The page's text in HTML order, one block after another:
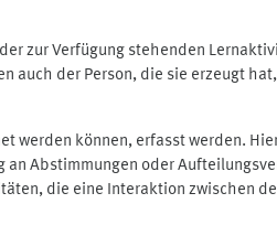
zur Verfügung stehenden
auch der Person, die sie erzeugt
werden können, erfasst werden.
an Abstimmungen oder
die eine Interaktion zwischen